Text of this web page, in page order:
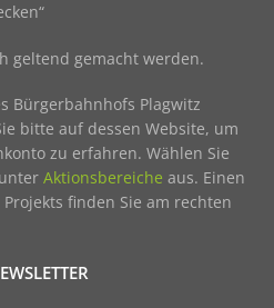
geltend gemacht werden.
Bürgerbahnhofs Plagwitz
bitte auf dessen Website, um
zu erfahren. Wählen Sie
unterAktionsbereiche aus. Einen
finden Sie am rechten